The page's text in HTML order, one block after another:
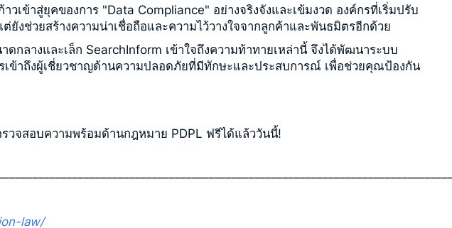
าสู่ยุคของการ "Data Compliance" อย่างจริงจังและเข้มงวด องค์กรที่เริ่มปรับ
งช่วยสร้างความน่าเชื่อถือและความไว้วางใจจากลูกค้าและพันธมิตรอีกด้วย
กลางและเล็ก SearchInform เข้าใจถึงความท้าทายเหล่านี้ จึงได้พัฒนาระบบ
เข้าถึงผู้เชี่ยวชาญด้านความปลอดภัยที่มีทักษะและประสบการณ์ เพื่อช่วยคุณป้องกัน
วจสอบความพร้อมด้านกฎหมาย PDPL ฟรีได้แล้ววันนี้!
law/